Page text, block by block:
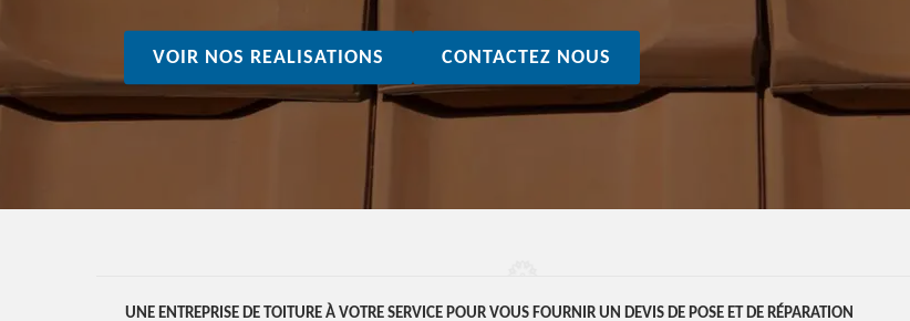
VOIR NOS REALISATIONS CONTACTEZ NOUS
UNE ENTREPRISE DE TOITURE À VOTRE SERVICE POUR VOUS FOURNIR UN DEVIS DE POSE ET DE RÉPARATION